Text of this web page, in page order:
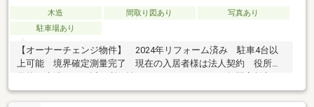
木造 間取り図あり
写真あり
駐車場あり
【オーナーチェンジ物件】 2024年リフォーム済み 駐車4台以
上可能 境界確定測量完了 現在の入居者様は法人契約 役所・
入：93.6万円 利回…